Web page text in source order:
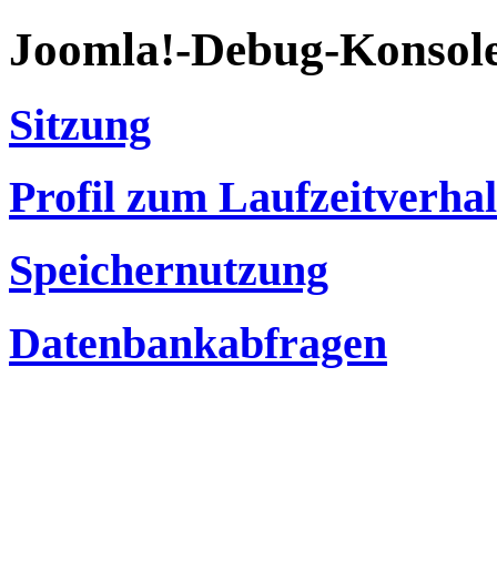
Joomla!-Debug-
Sitzung
Profil zum
Speichernutzung
Datenbankabfragen